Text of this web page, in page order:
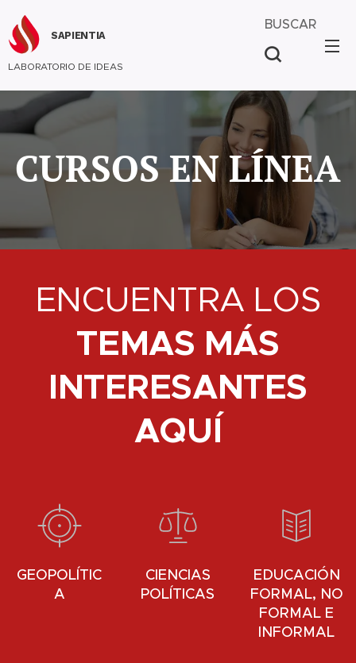
SAPIENTIA
LABORATORIO DE IDEAS
BUSCAR
CURSOS EN LÍNEA
ENCUENTRA LOS
TEMAS MÁS
INTERESANTES
AQUÍ
GEOPOLÍTIC
A
CIENCIAS
POLÍTICAS
EDUCACIÓN
FORMAL, NO
FORMAL E
INFORMAL